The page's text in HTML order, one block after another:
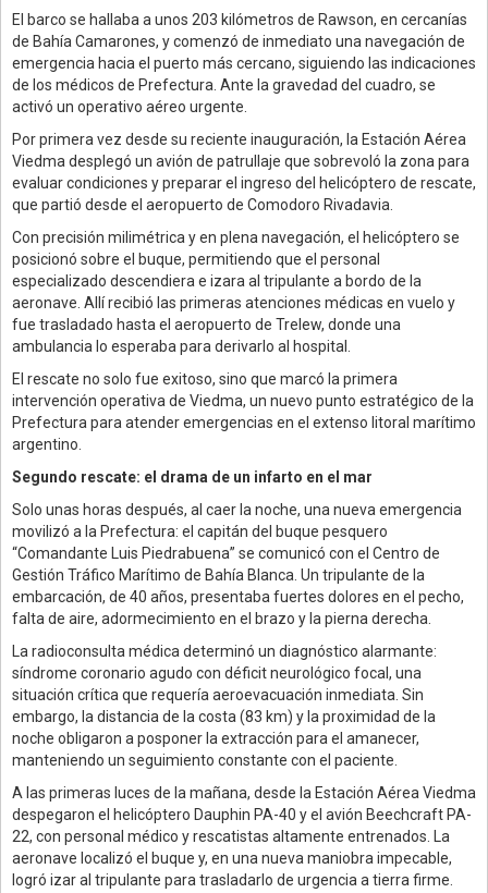
El barco se hallaba a unos 203 kilómetros de Rawson, en cercanías
de Bahía Camarones, y comenzó de inmediato una navegación de
emergencia hacia el puerto más cercano, siguiendo las indicaciones
de los médicos de Prefectura. Ante la gravedad del cuadro, se
activó un operativo aéreo urgente.
Por primera vez desde su reciente inauguración, la Estación Aérea
Viedma desplegó un avión de patrullaje que sobrevoló la zona para
evaluar condiciones y preparar el ingreso del helicóptero de rescate,
que partió desde el aeropuerto de Comodoro Rivadavia.
Con precisión milimétrica y en plena navegación, el helicóptero se
posicionó sobre el buque, permitiendo que el personal
especializado descendiera e izara al tripulante a bordo de la
aeronave. Allí recibió las primeras atenciones médicas en vuelo y
fue trasladado hasta el aeropuerto de Trelew, donde una
ambulancia lo esperaba para derivarlo al hospital.
El rescate no solo fue exitoso, sino que marcó la primera
intervención operativa de Viedma, un nuevo punto estratégico de la
Prefectura para atender emergencias en el extenso litoral marítimo
argentino.
Segundo rescate: el drama de un infarto en el mar
Solo unas horas después, al caer la noche, una nueva emergencia
movilizó a la Prefectura: el capitán del buque pesquero
“Comandante Luis Piedrabuena” se comunicó con el Centro de
Gestión Tráfico Marítimo de Bahía Blanca. Un tripulante de la
embarcación, de 40 años, presentaba fuertes dolores en el pecho,
falta de aire, adormecimiento en el brazo y la pierna derecha.
La radioconsulta médica determinó un diagnóstico alarmante:
síndrome coronario agudo con déficit neurológico focal, una
situación crítica que requería aeroevacuación inmediata. Sin
embargo, la distancia de la costa (83 km) y la proximidad de la
noche obligaron a posponer la extracción para el amanecer,
manteniendo un seguimiento constante con el paciente.
A las primeras luces de la mañana, desde la Estación Aérea Viedma
despegaron el helicóptero Dauphin PA-40 y el avión Beechcraft PA-
22, con personal médico y rescatistas altamente entrenados. La
aeronave localizó el buque y, en una nueva maniobra impecable,
logró izar al tripulante para trasladarlo de urgencia a tierra firme.